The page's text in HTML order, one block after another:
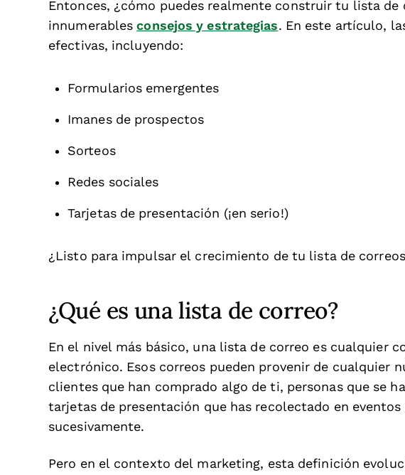
Entonces, ¿cómo puedes realmente construir tu lista de
innumerablesconsejos y estrategias. En este artículo,
efectivas, incluyendo:
Formularios emergentes
Imanes de prospectos
Sorteos
Redes sociales
Tarjetas de presentación (¡en serio!)
¿Listo para impulsar el crecimiento de tu lista de
¿Qué es una lista de correo?
En el nivel más básico, una lista de correo es cualquier
electrónico. Esos correos pueden provenir de cualquier
clientes que han comprado algo de ti, personas que se
tarjetas de presentación que has recolectado en eventos
sucesivamente.
Pero en el contexto del marketing, esta definición